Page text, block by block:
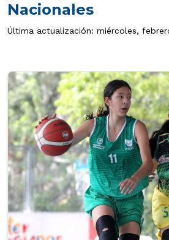
Nacionales
Última actualización: miércoles,